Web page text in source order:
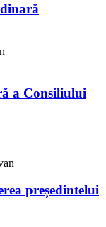
a Consiliului
președintelui